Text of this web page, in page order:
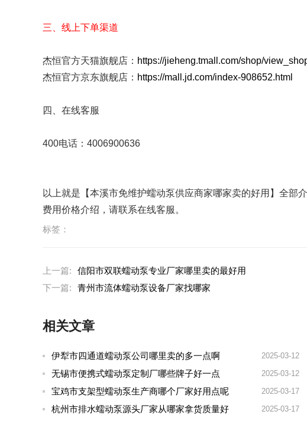
三、线上下单渠道
杰恒官方天猫旗舰店： https://jieheng.tmall.com/shop/
杰恒官方京东旗舰店： https://mall.jd.com/index-908652.html
四、在线客服
400电话：4006900636
以上就是【本溪市免维护蠕动泵供应商家哪家卖的好用】全部
费用价格介绍，请联系在线客服。
标签：
上一篇:
信阳市双联蠕动泵专业厂家哪里卖的最好用
下一篇:
青州市流体蠕动泵设备厂家找哪家
相关文章
2025-03-12
伊犁市四通道蠕动泵公司哪里卖的多一点啊
2025-03-12
无锡市便携式蠕动泵定制厂哪些牌子好一点
2025-03-17
宝鸡市支架型蠕动泵生产商哪个厂家好用点呢
2025-03-17
杭州市排水蠕动泵源头厂家从哪家拿货质量好